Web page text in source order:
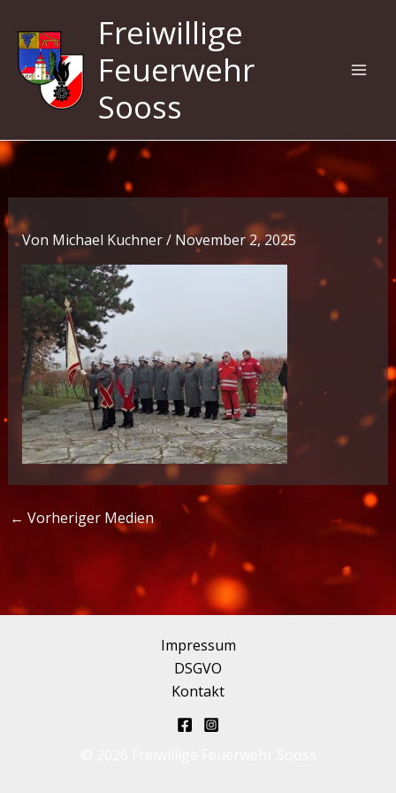
Inhalt
springen
Freiwillige
Feuerwehr
Sooss
Von Michael Kuchner/ November 2, 2025
← Vorheriger Medien
Impressum
DSGVO
Kontakt